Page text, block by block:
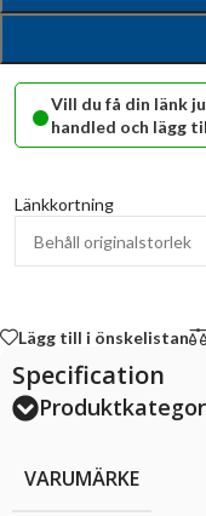
•Vill du få din länk
handled och lägg
Länkkortning
Lägg till i önskelistan
Specification
VARUMÄRKE